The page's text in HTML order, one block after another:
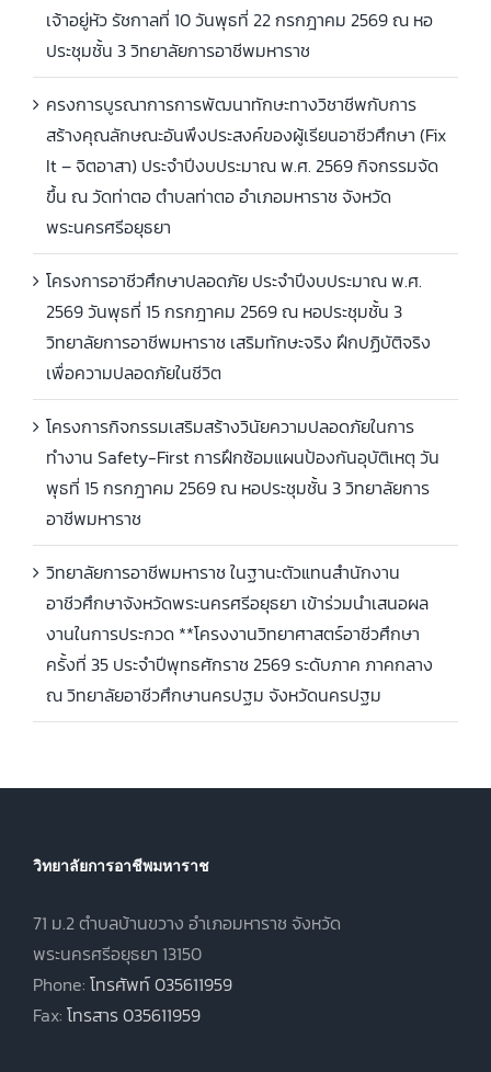
เจ้าอยู่หัว รัชกาลที่ 10 วันพุธที่ 22 กรกฎาคม 2569 ณ หอ
ประชุมชั้น 3 วิทยาลัยการอาชีพมหาราช
ครงการบูรณาการการพัฒนาทักษะทางวิชาชีพกับการ
สร้างคุณลักษณะอันพึงประสงค์ของผู้เรียนอาชีวศึกษา (Fix
It – จิตอาสา) ประจำปีงบประมาณ พ.ศ. 2569 กิจกรรมจัด
ขึ้น ณ วัดท่าตอ ตำบลท่าตอ อำเภอมหาราช จังหวัด
พระนครศรีอยุธยา
โครงการอาชีวศึกษาปลอดภัย ประจำปีงบประมาณ พ.ศ.
2569 วันพุธที่ 15 กรกฎาคม 2569 ณ หอประชุมชั้น 3
วิทยาลัยการอาชีพมหาราช เสริมทักษะจริง ฝึกปฏิบัติจริง
เพื่อความปลอดภัยในชีวิต
โครงการกิจกรรมเสริมสร้างวินัยความปลอดภัยในการ
ทำงาน Safety-First การฝึกซ้อมแผนป้องกันอุบัติเหตุ วัน
พุธที่ 15 กรกฎาคม 2569 ณ หอประชุมชั้น 3 วิทยาลัยการ
อาชีพมหาราช
วิทยาลัยการอาชีพมหาราช ในฐานะตัวแทนสำนักงาน
อาชีวศึกษาจังหวัดพระนครศรีอยุธยา เข้าร่วมนำเสนอผล
งานในการประกวด **โครงงานวิทยาศาสตร์อาชีวศึกษา
ครั้งที่ 35 ประจำปีพุทธศักราช 2569 ระดับภาค ภาคกลาง
ณ วิทยาลัยอาชีวศึกษานครปฐม จังหวัดนครปฐม
วิทยาลัยการอาชีพมหาราช
71 ม.2 ตำบลบ้านขวาง อำเภอมหาราช จังหวัด
พระนครศรีอยุธยา 13150
Phone: โทรศัพท์ 035611959
Fax: โทรสาร 035611959